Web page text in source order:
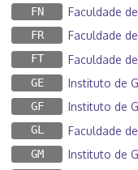
FN Faculdade
FR Faculdade
FT Faculdade
GE Instituto de
GF Instituto de
GL Faculdade
GM Instituto de